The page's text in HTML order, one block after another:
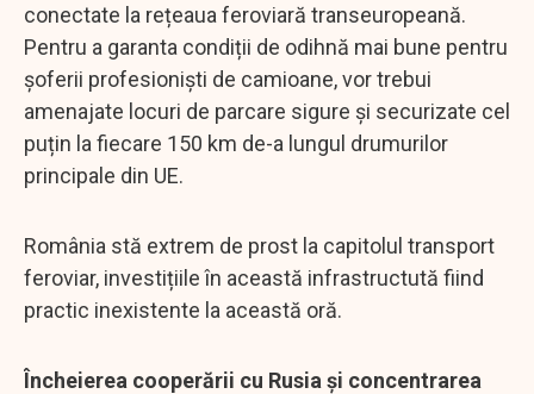
conectate la rețeaua feroviară transeuropeană.
Pentru a garanta condiții de odihnă mai bune pentru
șoferii profesioniști de camioane, vor trebui
amenajate locuri de parcare sigure și securizate cel
puțin la fiecare 150 km de-a lungul drumurilor
principale din UE.
România stă extrem de prost la capitolul transport
feroviar, investițiile în această infrastructută fiind
practic inexistente la această oră.
Încheierea cooperării cu Rusia și concentrarea